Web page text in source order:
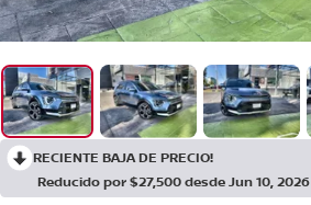
RECIENTE BAJA DE PRECIO!
Reducido por $27,500 desde Jun 10, 2026